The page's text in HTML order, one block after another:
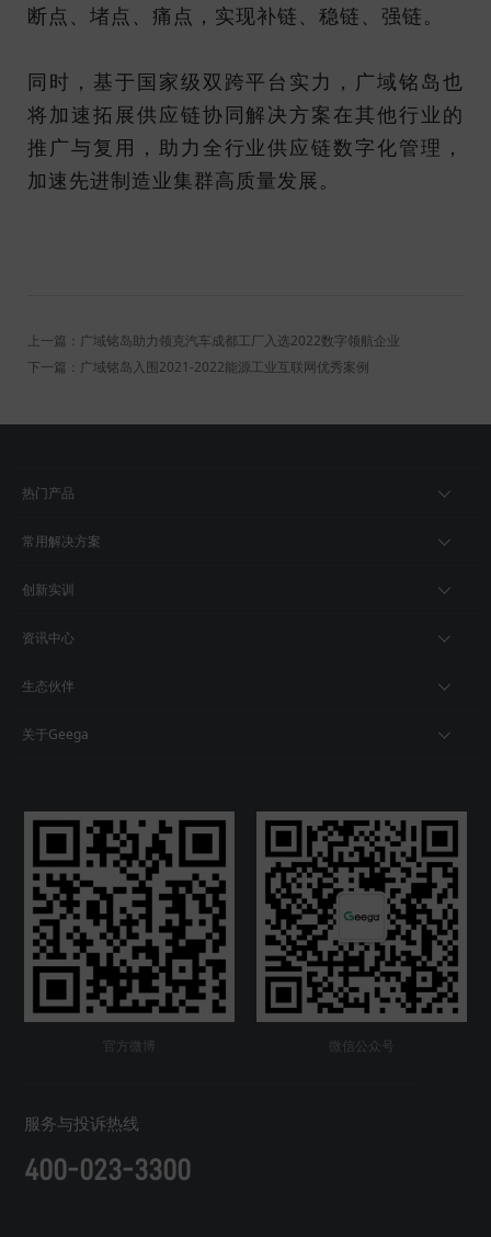
断点、堵点、痛点，实现补链、稳链、强链。
同时，基于国家级双跨平台实力，广域铭岛也
将加速拓展供应链协同解决方案在其他行业的
推广与复用，助力全行业供应链数字化管理，
加速先进制造业集群高质量发展。
上一篇：广域铭岛助力领克汽车成都工厂入选2022数字领航企业
下一篇：广域铭岛入围2021-2022能源工业互联网优秀案例
热门产品
常用解决方案
创新实训
资讯中心
生态伙伴
关于Geega
官方微博 微信公众号
服务与投诉热线
400-023-3300